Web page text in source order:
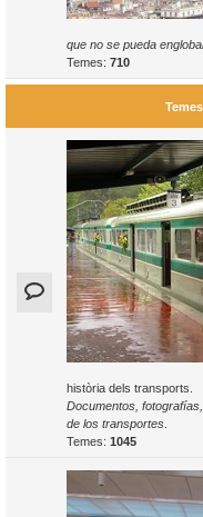
que no se pueda
Temes: 710
història dels transports.
Documentos,
de los transportes
Temes: 1045